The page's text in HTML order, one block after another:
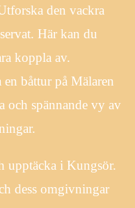
den vackra
Här kan du
koppla av.
en båttur på Mälaren
och spännande vy av
upptäcka i Kungsör.
dess omgivningar